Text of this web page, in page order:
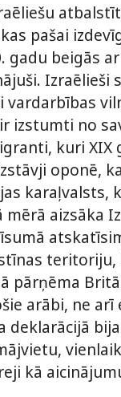
pašai
gadu beigās
vardarbības
izstumti no
kuri
oponē,
aizsāka
pārņēma
arābi, ne
kā